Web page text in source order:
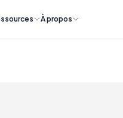
À propos